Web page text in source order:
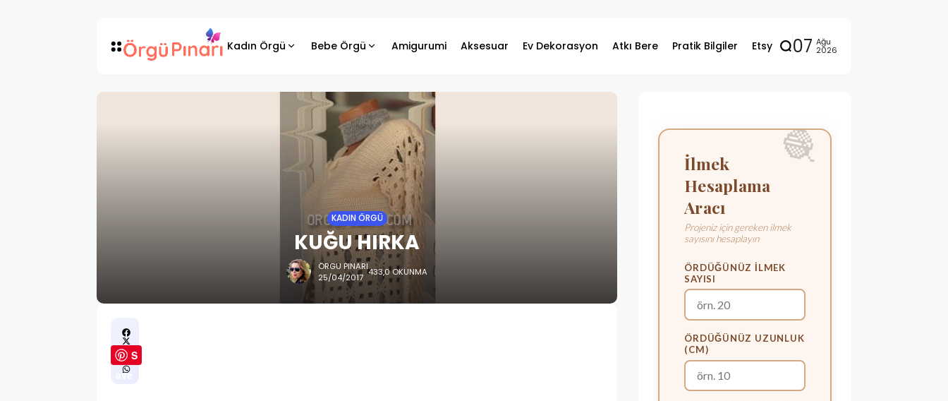
Kadın Örgü Bebe Örgü Amigurumi Aksesuar Ev Dekorasyon Atkı Bere Pratik Bilgiler Etsy 07 Ağu
2026
KADIN ÖRGÜ
KUĞU HIRKA
ÖRGÜ PINARI
25/04/2017 433,0 OKUNMA
S
ave